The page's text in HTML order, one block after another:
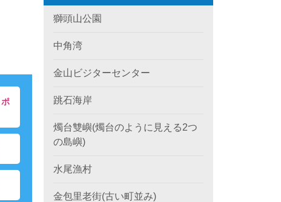
獅頭山公園
中角湾
金山ビジターセンター
跳石海岸
燭台雙嶼(燭台のように見える2つ
の島嶼)
水尾漁村
金包里老街(古い町並み)